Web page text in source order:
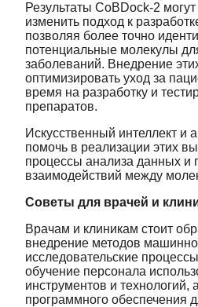
Результаты CoBDock-2
изменить подход к
позволяя более точно
потенциальные молекулы
заболеваний. Внедрение
оптимизировать уход за
время на разработку и
препаратов.
Искусственный интеллект и
помочь в реализации этих
процессы анализа данных и
взаимодействий между
Советы для врачей и
Врачам и клиникам стоит
внедрение методов
исследовательские
обучение персонала
инструментов и технологий,
программного обеспечения